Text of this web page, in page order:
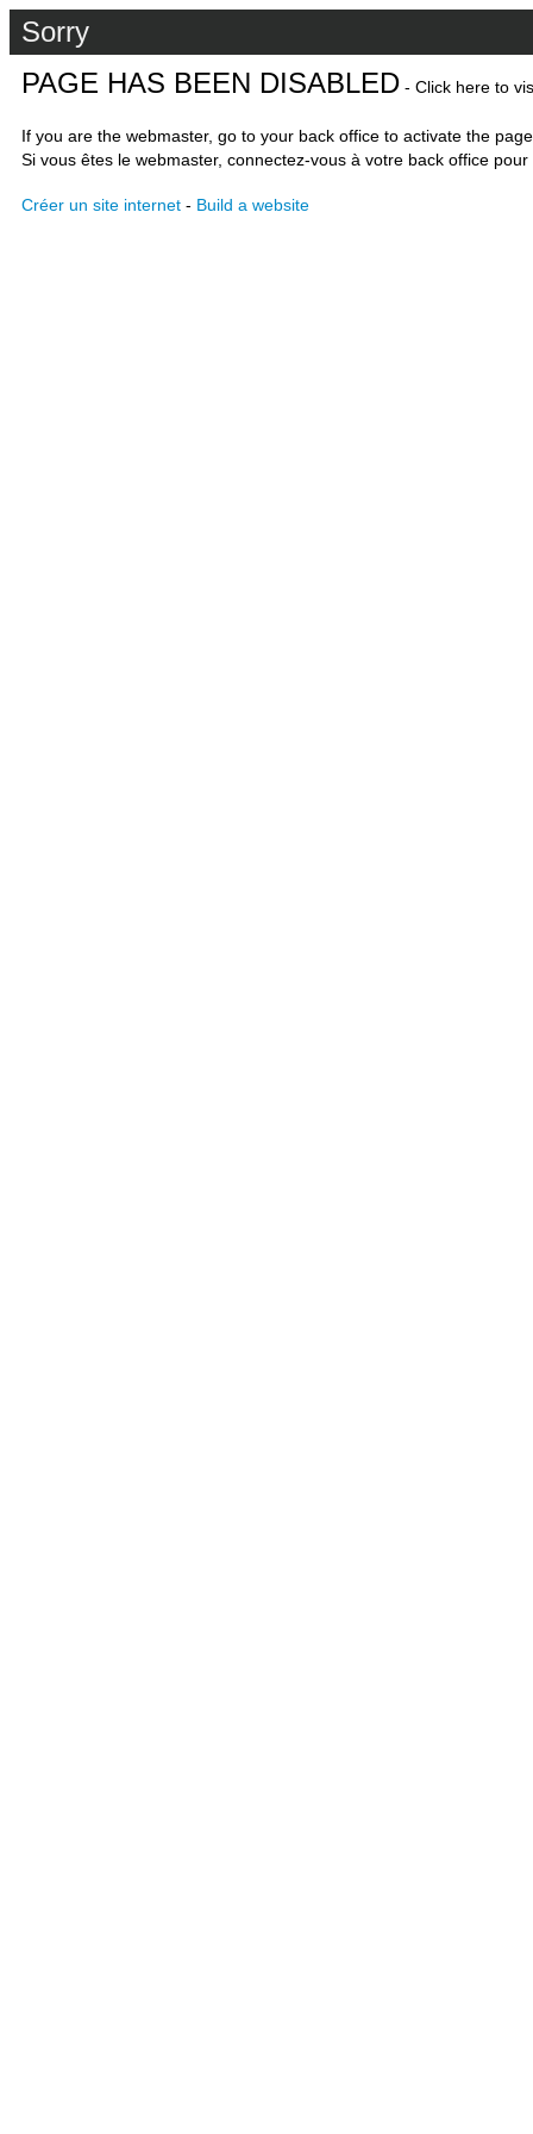
Sorry
PAGE HAS BEEN DISABLED - Click here to
If you are the webmaster, go to your back office to activate the
Si vous êtes le webmaster, connectez-vous à votre back office
Créer un site internet - Build a website